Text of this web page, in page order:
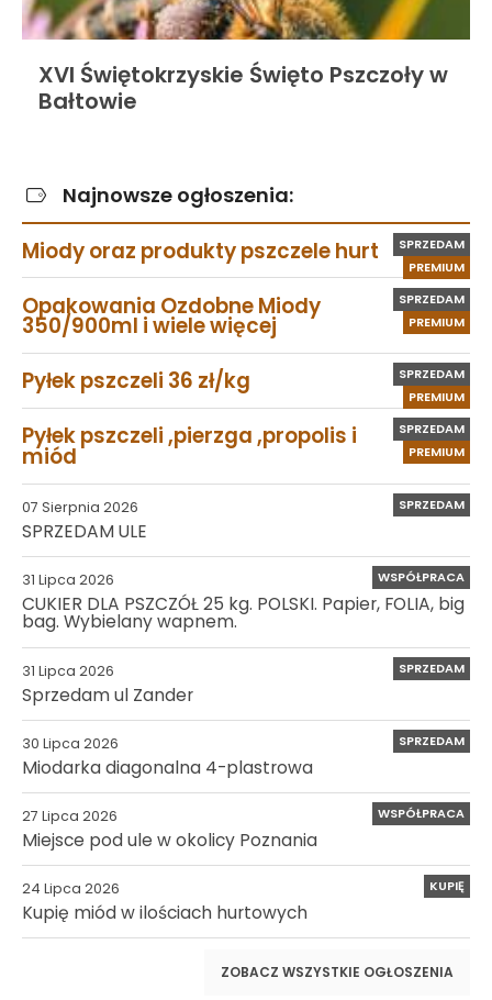
XVI Świętokrzyskie Święto Pszczoły w
Bałtowie
Najnowsze ogłoszenia:
PREMIUM
SPRZEDAM
Miody oraz produkty pszczele hurt
PREMIUM
SPRZEDAM
Opakowania Ozdobne Miody
350/900ml i wiele więcej
PREMIUM
SPRZEDAM
Pyłek pszczeli 36 zł/kg
PREMIUM
SPRZEDAM
Pyłek pszczeli ,pierzga ,propolis i
miód
07 Sierpnia 2026 SPRZEDAM
SPRZEDAM ULE
31 Lipca 2026 WSPÓŁPRACA
CUKIER DLA PSZCZÓŁ 25 kg. POLSKI. Papier, FOLIA, big
bag. Wybielany wapnem.
31 Lipca 2026 SPRZEDAM
Sprzedam ul Zander
30 Lipca 2026 SPRZEDAM
Miodarka diagonalna 4-plastrowa
27 Lipca 2026 WSPÓŁPRACA
Miejsce pod ule w okolicy Poznania
24 Lipca 2026 KUPIĘ
Kupię miód w ilościach hurtowych
ZOBACZ WSZYSTKIE OGŁOSZENIA